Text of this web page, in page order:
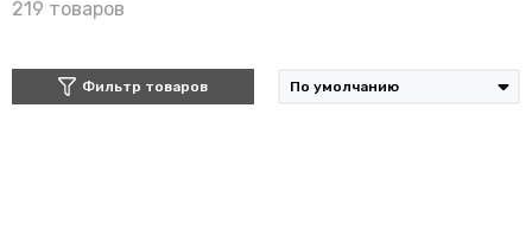
Фильтр товаров